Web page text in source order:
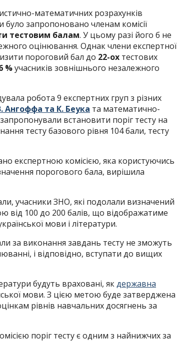
математичних розрахунків
було запропоновано членам комісії
тестовим балам. У цьому разі його б не
оцінювання. Однак члени експертної
пороговий бал до 22-ох тестових
%учасників зовнішнього незалежного
робота 9 експертних груп з різних
Ангоффа та К. Беука та математично-
встановити поріг тесту на
тесту базового рівня 104 бали, тесту
експертною комісією, яка користуючись
порогового бала, вирішила
учасники ЗНО, які подолали визначений
від 100 до 200 балів, що відображатиме
мови і літератури.
за виконання завдань тесту не зможуть
і відповідно, вступати до вищих
будуть враховані, якдержавна
мови. З цією метою буде затверджена
рівнів навчальних досягнень за
поріг тесту є одним з найнижчих за